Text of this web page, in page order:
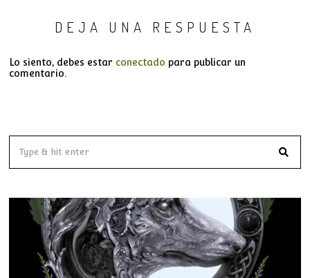
DEJA UNA RESPUESTA
Lo siento, debes estar conectado para publicar un
comentario.